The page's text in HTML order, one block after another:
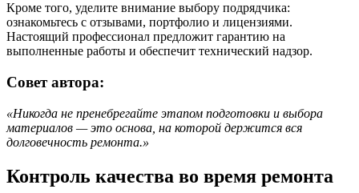
Кроме того, уделите внимание выбору подрядчика:
ознакомьтесь с отзывами, портфолио и лицензиями.
Настоящий профессионал предложит гарантию на
выполненные работы и обеспечит технический надзор.
Совет автора:
«Никогда не пренебрегайте этапом подготовки и выбора
материалов — это основа, на которой держится вся
долговечность ремонта.»
Контроль качества во время ремонта